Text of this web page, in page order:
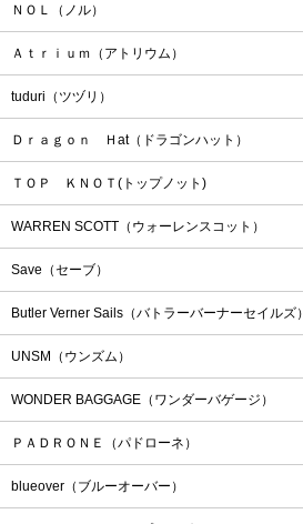
ＮＯＬ（ノル）
Ａｔｒｉｕｍ（アトリウム）
tuduri（ツヅリ）
Ｄｒａｇｏｎ Ｈat（ドラゴンハット）
ＴＯＰ ＫＮＯＴ(トップノット)
WARREN SCOTT（ウォーレンスコット）
Save（セーブ）
Butler Verner Sails（バトラーバーナーセイルズ）
UNSM（ウンズム）
WONDER BAGGAGE（ワンダーバゲージ）
ＰＡＤＲＯＮＥ（パドローネ）
blueover（ブルーオーバー）